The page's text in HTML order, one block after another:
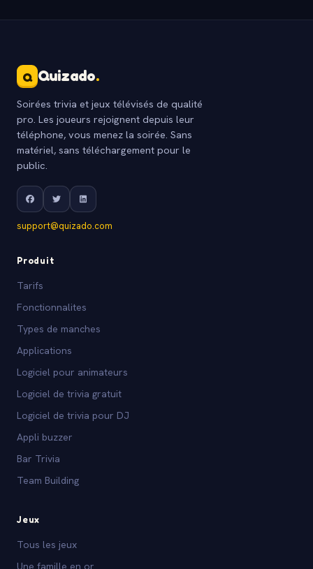
Q Quizado.
Soirées trivia et jeux télévisés de qualité
pro. Les joueurs rejoignent depuis leur
téléphone, vous menez la soirée. Sans
matériel, sans téléchargement pour le
public.
support@quizado.com
Produit
Tarifs
Fonctionnalites
Types de manches
Applications
Logiciel pour animateurs
Logiciel de trivia gratuit
Logiciel de trivia pour DJ
Appli buzzer
Bar Trivia
Team Building
Jeux
Tous les jeux
Une famille en or